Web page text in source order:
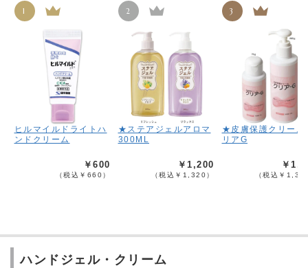
1
ヒルマイルドライトハ
ンドクリーム
￥600
（税込￥660）
2
★ステアジェルアロマ
300ML
￥1,200
（税込￥1,320）
3
★皮膚保護クリーム
リアG
￥
（税込￥
ハンドジェル・クリーム